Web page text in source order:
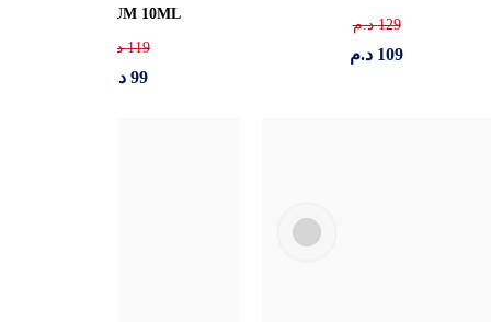
210
EDP 10ML
139د.م
109د.م